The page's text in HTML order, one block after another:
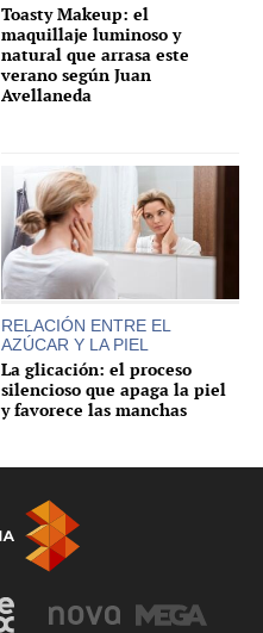
Toasty Makeup: el
maquillaje luminoso y
natural que arrasa este
verano según Juan
Avellaneda
RELACIÓN ENTRE EL
AZÚCAR Y LA PIEL
La glicación: el proceso
silencioso que apaga la piel
y favorece las manchas